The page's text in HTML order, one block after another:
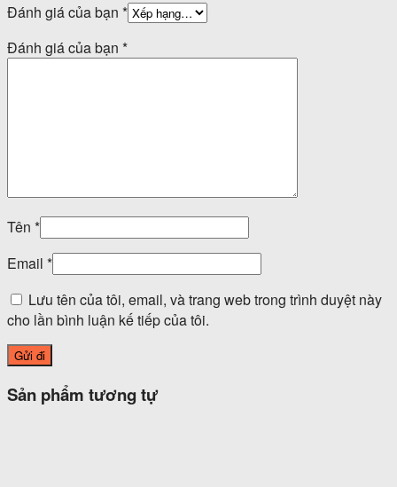
Đánh giá của bạn *
Đánh giá của bạn *
Tên *
Email *
Lưu tên của tôi, email, và trang web trong trình duyệt này
cho lần bình luận kế tiếp của tôi.
Sản phẩm tương tự